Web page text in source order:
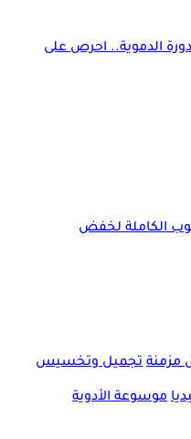
الدموية.. احرص على
من الحبوب الكاملة لخفض
مزمنة تجميل وتخسيس
موسوعة الأدوية